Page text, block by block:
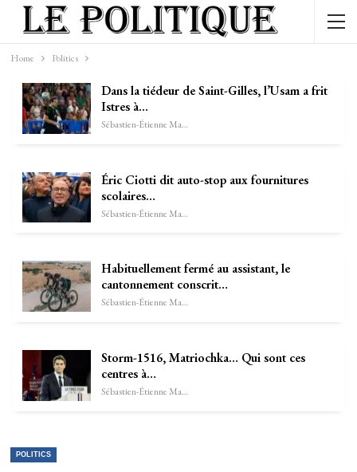
Home Politics
Dans la tiédeur de Saint-Gilles, l’Usam a frit
Istres à…
Sébastien-Étienne Marechal
Éric Ciotti dit auto-stop aux fournitures
scolaires…
Sébastien-Étienne Marechal
Habituellement fermé au assistant, le
cantonnement conscrit…
Sébastien-Étienne Marechal
Storm-1516, Matriochka… Qui sont ces
centres à…
Sébastien-Étienne Marechal
POLITICS